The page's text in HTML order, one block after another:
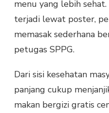
menu yang lebih
terjadi lewat poster,
memasak sederhana
petugas SPPG.
Dari sisi kesehatan
panjang cukup
makan bergizi gratis